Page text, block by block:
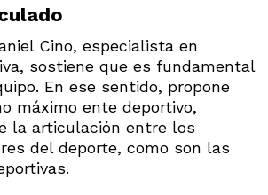
Cino, especialista en
sostiene que es fundamental
En ese sentido, propone
máximo ente deportivo,
la articulación entre los
del deporte, como son las